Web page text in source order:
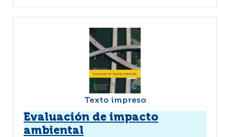
Texto impreso
Evaluación de impacto
ambiental